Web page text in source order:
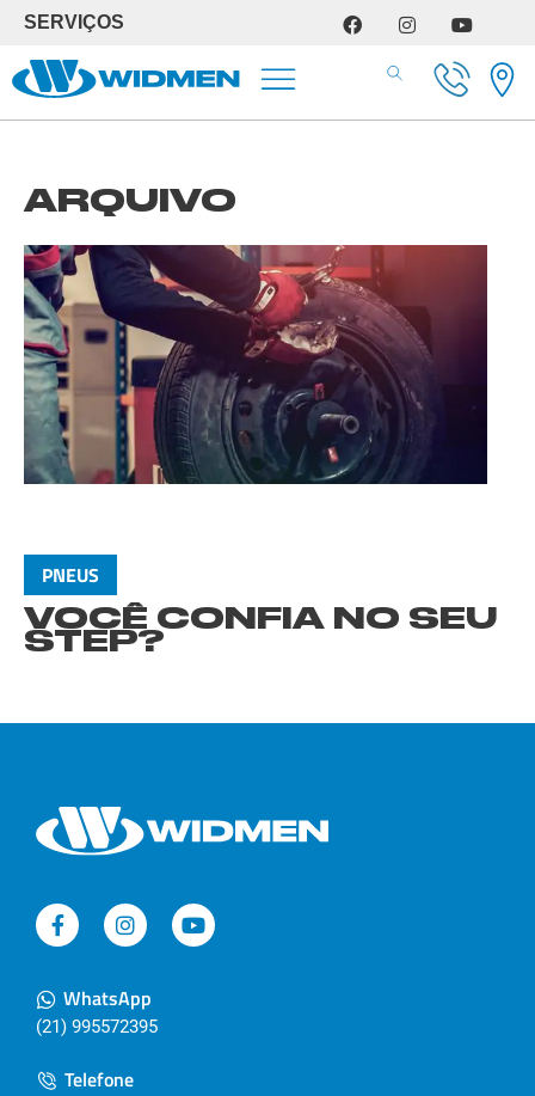
SERVIÇOS
ARQUIVO
PNEUS
VOCÊ CONFIA NO SEU
STEP?
WhatsApp
(21) 995572395
Telefone